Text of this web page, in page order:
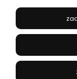
JANEX
504